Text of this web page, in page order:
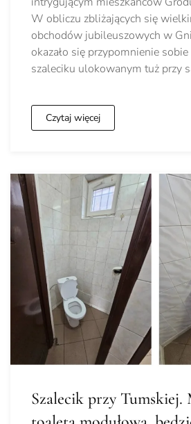
W obliczu zbliżających się
obchodów jubileuszowych w
okazało się przypomnienie
szaleciku ulokowanym tuż przy
Czytaj więcej
Szalecik przy Tumskiej.